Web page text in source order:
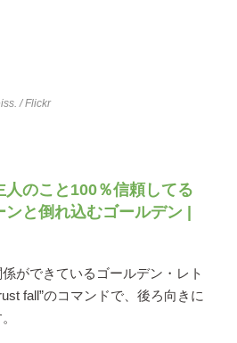
/ Flickr
人のこと100％信頼してる
ンと倒れ込むゴールデン |
ができているゴールデン・レト
fall”のコマンドで、後ろ向きに